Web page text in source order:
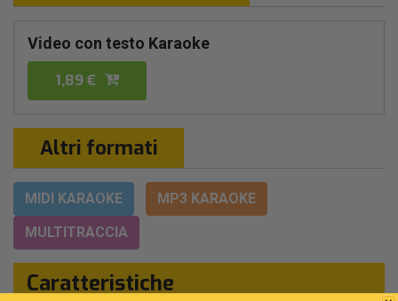
Video con testo Karaoke
1,89 €
Altri formati
MIDI KARAOKE
MP3 KARAOKE
MULTITRACCIA
Caratteristiche